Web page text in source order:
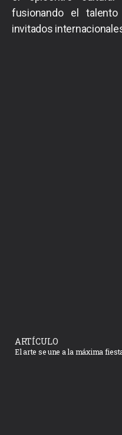
fusionando el
invitados
ARTÍCULO